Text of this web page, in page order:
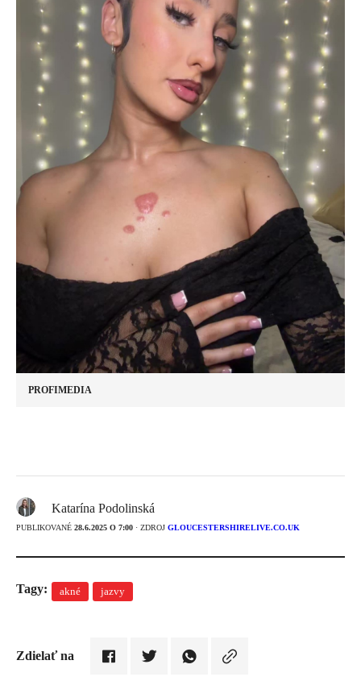
PROFIMEDIA
Katarína Podolinská
PUBLIKOVANÉ 28.6.2025 O 7:00 · ZDROJ GLOUCESTERSHIRELIVE.CO.UK
Tagy: akné jazvy
Zdielať na